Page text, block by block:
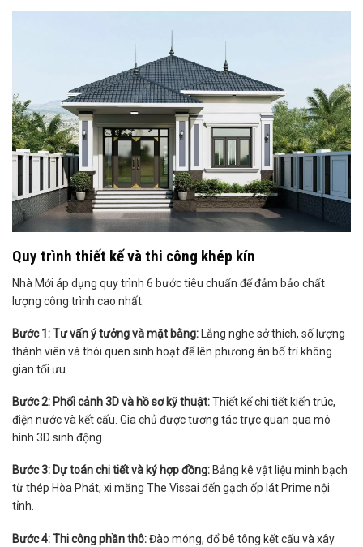
Quy trình thiết kế và thi công khép kín
Nhà Mới áp dụng quy trình 6 bước tiêu chuẩn để đảm bảo chất
lượng công trình cao nhất:
Bước 1: Tư vấn ý tưởng và mặt bằng: Lắng nghe sở thích, số lượng
thành viên và thói quen sinh hoạt để lên phương án bố trí không
gian tối ưu.
Bước 2: Phối cảnh 3D và hồ sơ kỹ thuật:Thiết kế chi tiết kiến trúc,
điện nước và kết cấu. Gia chủ được tương tác trực quan qua mô
hình 3D sinh động.
Bước 3: Dự toán chi tiết và ký hợp đồng: Bảng kê vật liệu minh bạch
từ thép Hòa Phát, xi măng The Vissai đến gạch ốp lát Prime nội
tỉnh.
Bước 4: Thi công phần thô:Đào móng, đổ bê tông kết cấu và xây